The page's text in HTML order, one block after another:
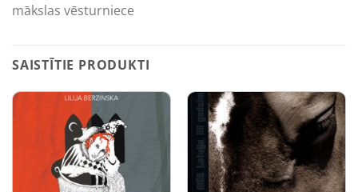
mākslas vēsturniece
SAISTĪTIE PRODUKTI